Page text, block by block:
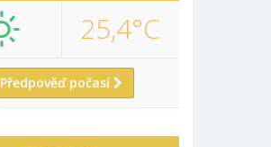
25,4°C
Předpověď počasí